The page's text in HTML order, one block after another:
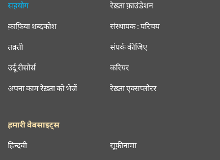
सहयोग
क़ाफ़िया शब्दकोश
तक़्ती
उर्दू रीसोर्स
अपना काम रेख़्ता को भेजें
रेख़्ता फ़ाउंडेशन
संस्थापक : परिचय
संपर्क कीजिए
करियर
रेख़्ता एक्सप्लोरर
हमारी वेबसाइट्स
हिन्दवी सूफ़ीनामा